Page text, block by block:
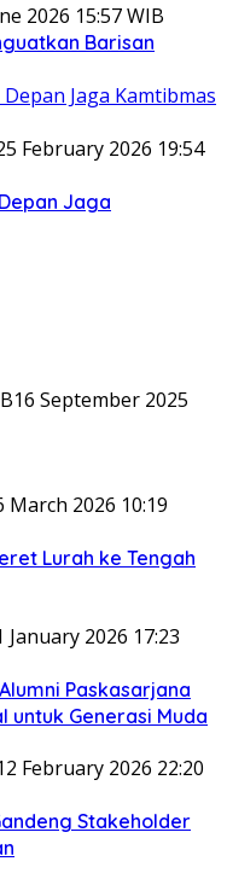
2026 15:57 WIB
Barisan
February 2026 19:54
Jaga
16 September 2025
March 2026 10:19
Lurah ke Tengah
January 2026 17:23
Paskasarjana
untuk Generasi Muda
February 2026 22:20
Stakeholder